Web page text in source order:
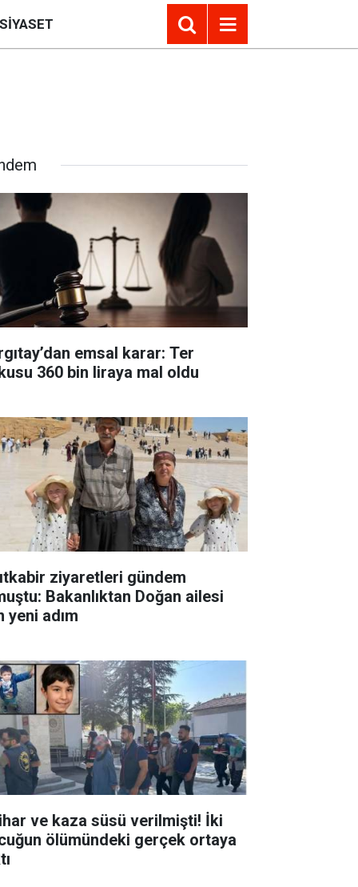
emsal karar: Ter
360 bin liraya mal oldu
ziyaretleri gündem
Bakanlıktan Doğan ailesi
yeni adım
ve kaza süsü verilmişti! İki
ölümündeki gerçek ortaya